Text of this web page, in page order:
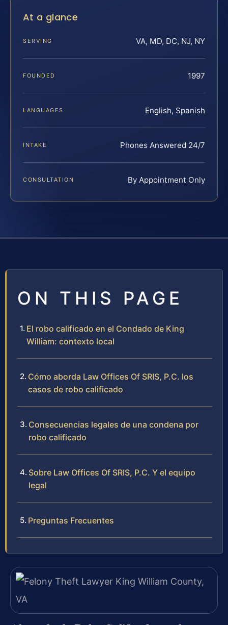
At a glance
SERVING VA, MD, DC, NJ, NY
FOUNDED 1997
LANGUAGES English, Spanish
INTAKE Phones Answered 24/7
CONSULTATION By Appointment Only
ON THIS PAGE
El robo calificado en el Condado de King
William: contexto local
Cómo aborda Law Offices Of SRIS, P.C. los
casos de robo calificado
Consecuencias legales de una condena por
robo calificado
Sobre Law Offices Of SRIS, P.C. Y el equipo
legal
Preguntas Frecuentes